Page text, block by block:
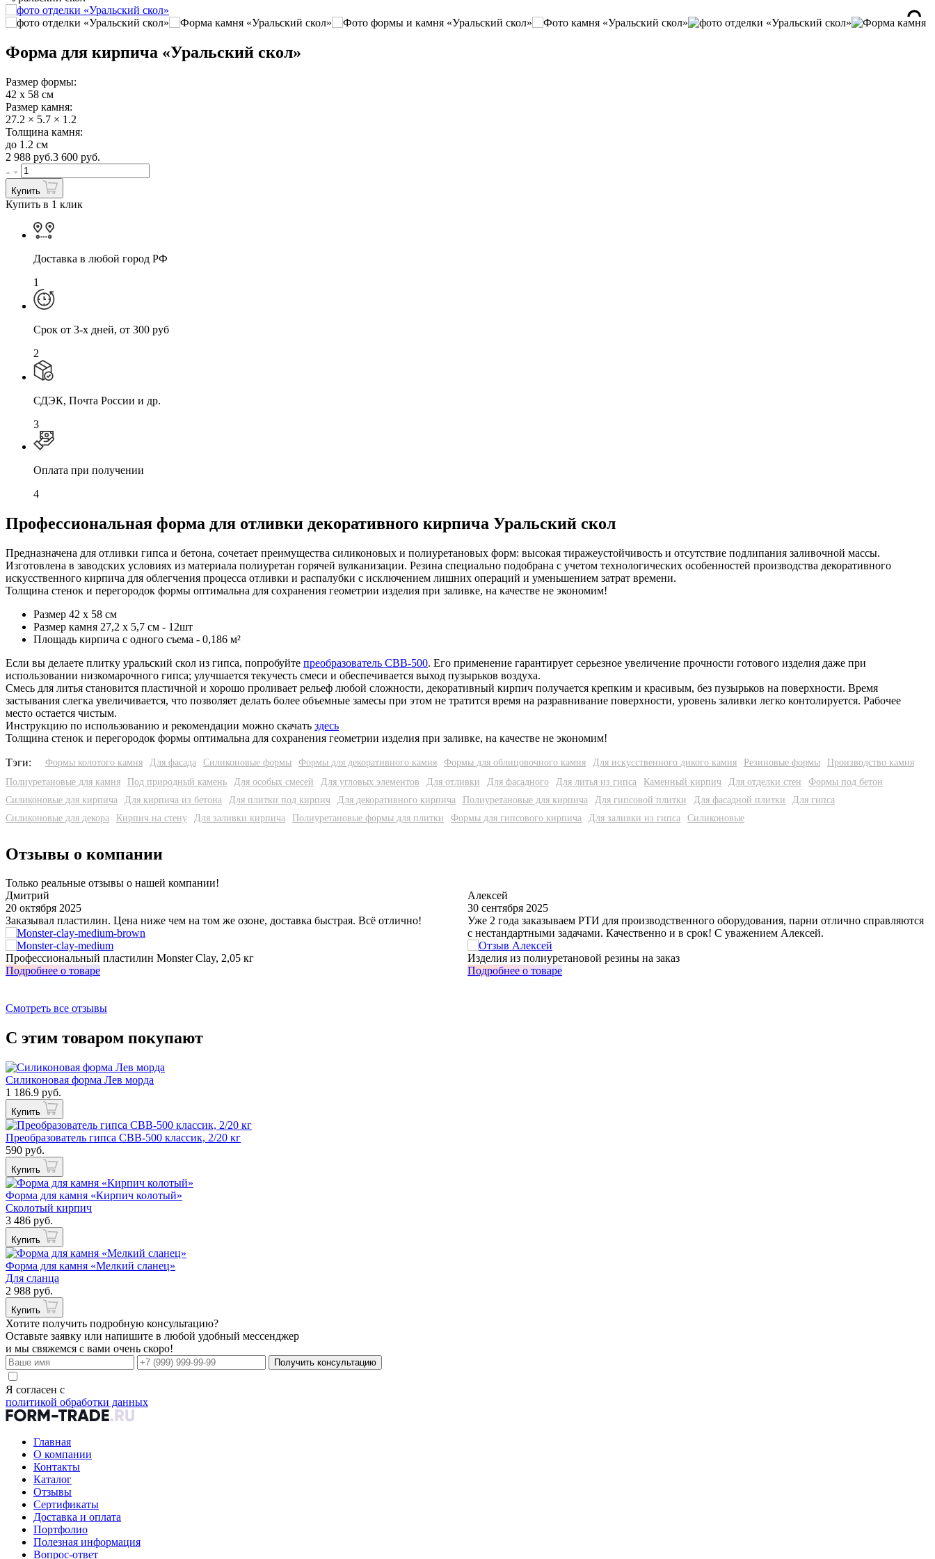
Форма для кирпича «Уральский скол»
Размер формы:
42 х 58 см
Размер камня:
27.2 × 5.7 × 1.2
Толщина камня:
до 1.2 см
2 988 руб.3 600 руб.
Купить
Купить в 1 клик
Доставка в любой город РФ
1
Cрок от 3-х дней, от 300 руб
2
СДЭК, Почта России и др.
3
Оплата при получении
4
Профессиональная форма для отливки декоративного кирпича Уральский скол
Предназначена для отливки гипса и бетона, сочетает преимущества силиконовых и полиуретановых форм: высокая тиражеустойчивость и отсутствие подлипания заливочной массы.
Изготовлена в заводских условиях из материала полиуретан горячей вулканизации. Резина специально подобрана с учетом технологических особенностей производства декоративного
искусственного кирпича для облегчения процесса отливки и распалубки с исключением лишних операций и уменьшением затрат времени.
Толщина стенок и перегородок формы оптимальна для сохранения геометрии изделия при заливке, на качестве не экономим!
Размер 42 х 58 см
Размер камня 27,2 х 5,7 см - 12шт
Площадь кирпича с одного съема - 0,186 м²
Если вы делаете плитку уральский скол из гипса, попробуйте преобразователь СВВ-500. Его применение гарантирует серьезное увеличение прочности готового изделия даже при
использовании низкомарочного гипса; улучшается текучесть смеси и обеспечивается выход пузырьков воздуха.
Смесь для литья становится пластичной и хорошо проливает рельеф любой сложности, декоративный кирпич получается крепким и красивым, без пузырьков на поверхности. Время
застывания слегка увеличивается, что позволяет делать более объемные замесы при этом не тратится время на разравнивание поверхности, уровень заливки легко контолируется. Рабочее
место остается чистым.
Инструкцию по использованию и рекомендации можно скачать здесь
Толщина стенок и перегородок формы оптимальна для сохранения геометрии изделия при заливке, на качестве не экономим!
Тэги: Формы колотого камня Для фасада Силиконовые формы Формы для декоративного камня Формы для облицовочного камня Для искусственного дикого камня Резиновые формы
Производство камня
Полиуретановые для камня
Под природный камень Для особых смесей Для угловых элементов Для отливки Для фасадного Для литья из гипса Каменный кирпич Для отделки стен
Формы под бетон
Силиконовые для кирпича
Для кирпича из бетона Для плитки под кирпич Для декоративного кирпича Полиуретановые для кирпича Для гипсовой плитки Для фасадной плитки
Для гипса
Силиконовые для декора
Кирпич на стену Для заливки кирпича Полиуретановые формы для плитки Формы для гипсового кирпича Для заливки из гипса Силиконовые
Отзывы о компании
Только реальные отзывы о нашей компании!
Дмитрий
20 октября 2025
Заказывал пластилин. Цена ниже чем на том же озоне, доставка быстрая. Всё отлично!
Профессиональный пластилин Monster Clay, 2,05 кг
Подробнее о товаре
Алексей
30 сентября 2025
Уже 2 года заказываем РТИ для производственного оборудования, парни отлично справляются
с нестандартными задачами. Качественно и в срок! С уважением Алексей.
Изделия из полиуретановой резины на заказ
Подробнее о товаре
Смотреть все отзывы
С этим товаром покупают
Силиконовая форма Лев морда
1 186.9 руб.
Купить
Преобразователь гипса СВВ-500 классик, 2/20 кг
590 руб.
Купить
Форма для камня «Кирпич колотый»
Сколотый кирпич
3 486 руб.
Купить
Форма для камня «Мелкий сланец»
Для сланца
2 988 руб.
Купить
Хотите получить подробную консультацию?
Оставьте заявку или напишите в любой удобный мессенджер
и мы свяжемся с вами очень скоро!
Получить консультацию
Я согласен с
политикой обработки данных
Главная
О компании
Контакты
Каталог
Отзывы
Сертификаты
Доставка и оплата
Портфолио
Полезная информация
Вопрос-ответ